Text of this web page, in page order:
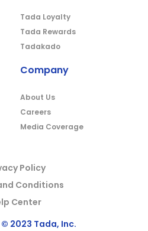
Tada Loyalty
Tada Rewards
Tadakado
Company
About Us
Careers
Media Coverage
Policy
Conditions
Center
2023 Tada, Inc.